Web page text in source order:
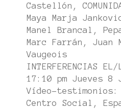
Castellón,
Maya Marja
Manel Brancal,
Marc Farrán, Juan
Vaugeois
INTERFERENCIAS EL/
17:10 pm Jueves
Vídeo-testimonios:
Centro Social,